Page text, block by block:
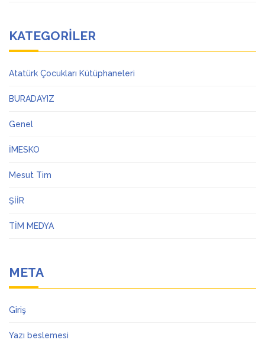
KATEGORILER
Atatürk Çocukları Kütüphaneleri
BURADAYIZ
Genel
İMESKO
Mesut Tim
ŞİİR
TİM MEDYA
META
Giriş
Yazı beslemesi